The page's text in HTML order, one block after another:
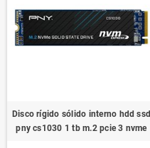
Disco rígido sólido interno hdd ssd
pny cs1030 1 tb m.2 pcie 3 nvme